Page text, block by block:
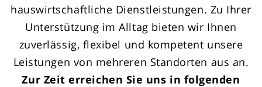
hauswirtschaftliche Dienstleistungen. Zu Ihrer
Unterstützung im Alltag bieten wir Ihnen
zuverlässig, flexibel und kompetent unsere
Leistungen von mehreren Standorten aus an.
Zur Zeit erreichen Sie uns in folgenden